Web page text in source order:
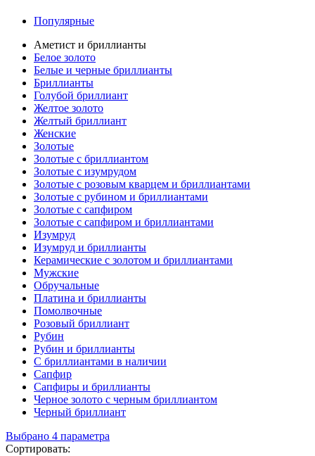
Популярные
Аметист и бриллианты
Белое золото
Белые и черные бриллианты
Бриллианты
Голубой бриллиант
Желтое золото
Желтый бриллиант
Женские
Золотые
Золотые с бриллиантом
Золотые с изумрудом
Золотые с розовым кварцем и бриллиантами
Золотые с рубином и бриллиантами
Золотые с сапфиром
Золотые с сапфиром и бриллиантами
Изумруд
Изумруд и бриллианты
Керамические с золотом и бриллиантами
Мужские
Обручальные
Платина и бриллианты
Помолвочные
Розовый бриллиант
Рубин
Рубин и бриллианты
С бриллиантами в наличии
Сапфир
Сапфиры и бриллианты
Черное золото с черным бриллиантом
Черный бриллиант
Выбрано 4 параметра
Сортировать: